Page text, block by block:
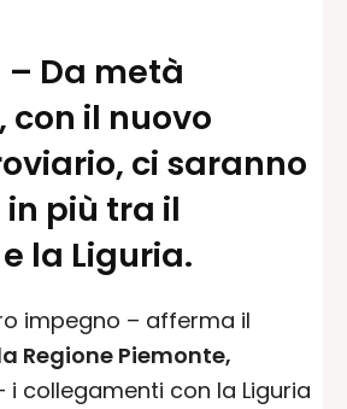
utilizzo
sul fact-checking
correzioni
deontologica
– Da metà
con il nuovo
ci saranno
più tra il
la Liguria.
impegno – afferma il
Regione Piemonte,
i collegamenti con la Liguria